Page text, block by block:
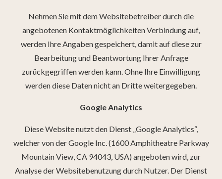
Nehmen Sie mit dem Websitebetreiber durch die
angebotenen Kontaktmöglichkeiten Verbindung auf,
werden Ihre Angaben gespeichert, damit auf diese zur
Bearbeitung und Beantwortung Ihrer Anfrage
zurückgegriffen werden kann. Ohne Ihre Einwilligung
werden diese Daten nicht an Dritte weitergegeben.
Google Analytics
Diese Website nutzt den Dienst „Google Analytics“,
welcher von der Google Inc. (1600 Amphitheatre Parkway
Mountain View, CA 94043, USA) angeboten wird, zur
Analyse der Websitebenutzung durch Nutzer. Der Dienst